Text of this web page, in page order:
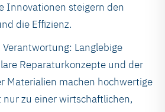
Innovationen steigern den
die Effizienz.
Langlebige
Reparaturkonzepte und der
Materialien machen hochwertige
nur zu einer wirtschaftlichen,